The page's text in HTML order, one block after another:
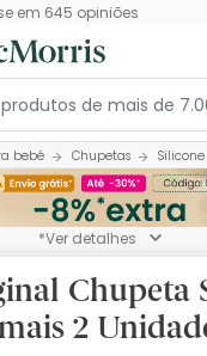
em 645 opiniões
bebé Chupetas Silicone
*Ver detalhes
Chupeta
2